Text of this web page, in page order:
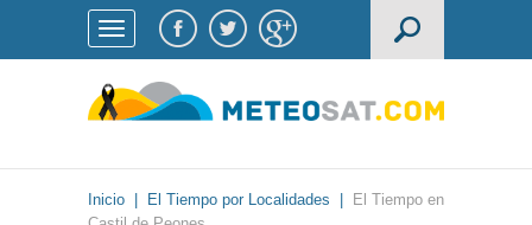
Inicio El Tiempo por Localidades
El Tiempo en